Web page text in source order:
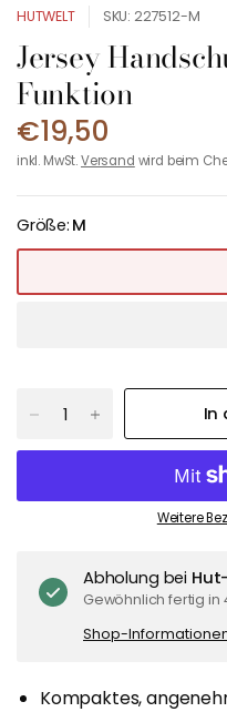
HUTWELT SKU: 227512-M
Jersey
Funktion
€19,50
inkl. MwSt.Versand wird beim
Größe: M
In
Weitere
Abholung bei
Gewöhnlich fertig in
Shop-
Kompaktes,